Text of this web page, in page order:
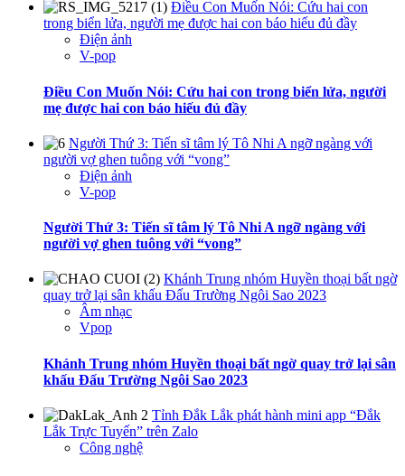
Điều Con Muốn Nói: Cứu hai con
trong biển lửa, người mẹ được hai con báo hiếu đủ đầy
Điện ảnh
V-pop
Điều Con Muốn Nói: Cứu hai con trong biển lửa, người
mẹ được hai con báo hiếu đủ đầy
Người Thứ 3: Tiến sĩ tâm lý Tô Nhi A ngỡ ngàng với
người vợ ghen tuông với “vong”
Điện ảnh
V-pop
Người Thứ 3: Tiến sĩ tâm lý Tô Nhi A ngỡ ngàng với
người vợ ghen tuông với “vong”
Khánh Trung nhóm Huyền thoại bất ngờ
quay trở lại sân khấu Đấu Trường Ngôi Sao 2023
Âm nhạc
Vpop
Khánh Trung nhóm Huyền thoại bất ngờ quay trở lại sân
khấu Đấu Trường Ngôi Sao 2023
Tỉnh Đắk Lắk phát hành mini app “Đắk
Lắk Trực Tuyến” trên Zalo
Công nghệ